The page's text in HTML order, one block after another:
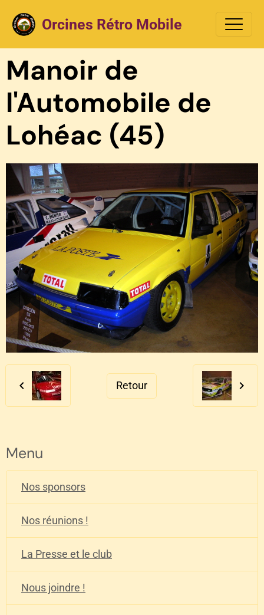
Orcines Rétro Mobile
Manoir de
l'Automobile de
Lohéac (45)
Retour
Menu
Nos sponsors
Nos réunions !
La Presse et le club
Nous joindre !